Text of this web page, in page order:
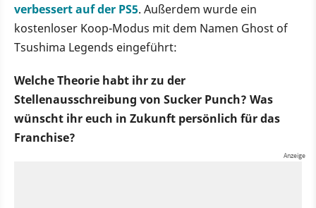
verbessert auf der PS5. Außerdem wurde ein
kostenloser Koop-Modus mit dem Namen Ghost of
Tsushima Legends eingeführt:
Welche Theorie habt ihr zu der
Stellenausschreibung von Sucker Punch? Was
wünscht ihr euch in Zukunft persönlich für das
Franchise?